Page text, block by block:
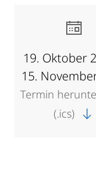
19. Oktober
15.
Termin
(.ics)